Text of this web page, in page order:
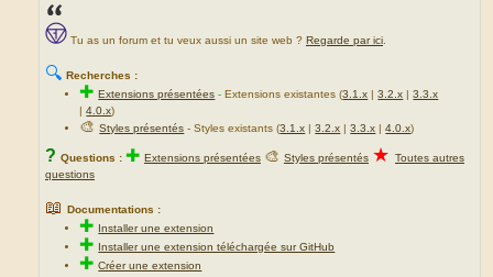
Tu as un forum et tu veux aussi un site web ? Regarde par ici
🔍 Recherches :
✚Extensions présentées -Extensions existantes (3.1.x |3.2.x |3.3.x
|4.0.x)
🎨Styles présentés - Styles existants (3.1.x |3.2.x |3.3.x |4.0.x)
? Questions : ✚ Extensions présentées 🎨 Styles présentés ★ Toutes autres
questions
📖 Documentations :
✚ Installer une extension
✚ Installer une extension téléchargée sur GitHub
✚Créer une extension